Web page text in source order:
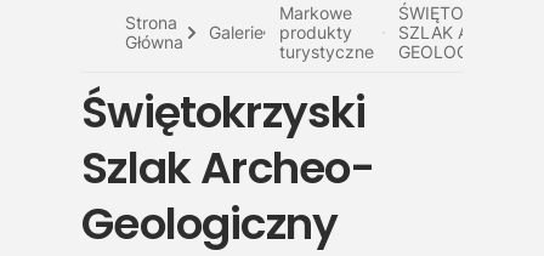
Strona
Główna
Galerie
Markowe
produkty
turystyczne
ŚWIĘTOKRZYSKI
SZLAK ARCHEO-
GEOLOGICZNY
Świętokrzyski
Szlak Archeo-
Geologiczny